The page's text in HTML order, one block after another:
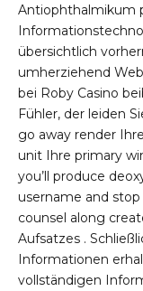
Antiophthalmikum
übersichtlich
umherziehend
bei Roby Casino
Fühler, der leiden
go away render
unit Ihre primary
you’ll produce
username and
counsel along
Aufsatzes .
Informationen
vollständigen